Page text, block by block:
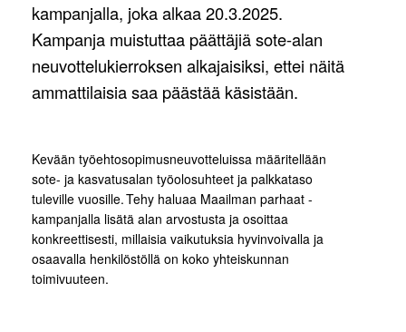
kampanjalla, joka alkaa 20.3.2025.
Kampanja muistuttaa päättäjiä sote-alan
neuvottelukierroksen alkajaisiksi, ettei näitä
ammattilaisia saa päästää käsistään.
Kevään työehtosopimusneuvotteluissa määritellään
sote- ja kasvatusalan työolosuhteet ja palkkataso
tuleville vuosille. Tehy haluaa Maailman parhaat -
kampanjalla lisätä alan arvostusta ja osoittaa
konkreettisesti, millaisia vaikutuksia hyvinvoivalla ja
osaavalla henkilöstöllä on koko yhteiskunnan
toimivuuteen.